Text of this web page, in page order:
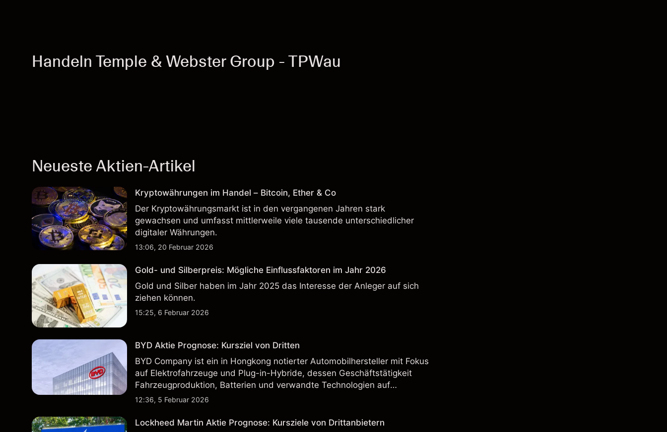
Handeln Temple & Webster Group - TPWau
Neueste Aktien-Artikel
Kryptowährungen im Handel – Bitcoin, Ether & Co
Der Kryptowährungsmarkt ist in den vergangenen Jahren stark
gewachsen und umfasst mittlerweile viele tausende unterschiedlicher
digitaler Währungen.
13:06, 20 Februar 2026
Gold- und Silberpreis: Mögliche Einflussfaktoren im Jahr 2026
Gold und Silber haben im Jahr 2025 das Interesse der Anleger auf sich
ziehen können.
15:25, 6 Februar 2026
BYD Aktie Prognose: Kursziel von Dritten
BYD Company ist ein in Hongkong notierter Automobilhersteller mit Fokus
auf Elektrofahrzeuge und Plug-in-Hybride, dessen Geschäftstätigkeit
Fahrzeugproduktion, Batterien und verwandte Technologien auf
inländischen und internationalen Märkten umfasst.
12:36, 5 Februar 2026
Lockheed Martin Aktie Prognose: Kursziele von Drittanbietern